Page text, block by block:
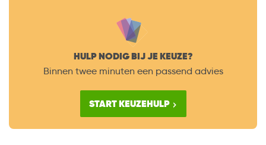
HULP NODIG BIJ JE KEUZE?
Binnen twee minuten een passend advies
START KEUZEHULP